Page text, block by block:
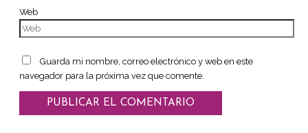
Web
Guarda mi nombre, correo electrónico y web en este
navegador para la próxima vez que comente.